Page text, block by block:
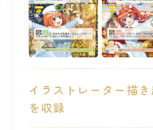
イラストレーター描
を収録